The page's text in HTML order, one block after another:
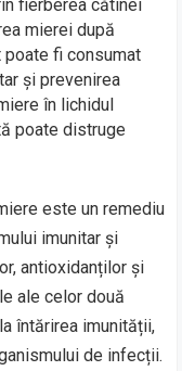
fierberea cătinei
mierei după
fi consumat
și prevenirea
în lichidul
poate distruge
este un remediu
imunitar și
antioxidanților și
ale celor două
întărirea imunității,
de infecții.